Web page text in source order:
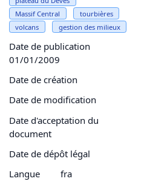
Massif Central
tourbières
volcans
gestion des milieux
Date de publication
01/01/2009
Date de création
Date de modification
Date d'acceptation du
document
Date de dépôt légal
Langue
fra